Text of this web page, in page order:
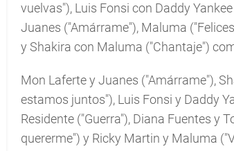
vuelvas"), Luis Fonsi con Daddy
Juanes ("Amárrame"), Maluma
y Shakira con Maluma ("Chantaje")
Mon Laferte y Juanes ("Amárrame"),
estamos juntos"), Luis Fonsi y Daddy
Residente ("Guerra"), Diana Fuentes y
quererme") y Ricky Martin y Maluma